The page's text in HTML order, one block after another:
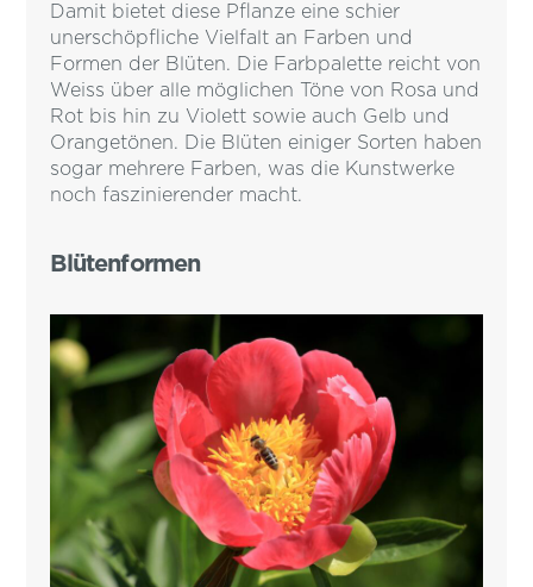
Damit bietet diese Pflanze eine schier
unerschöpfliche Vielfalt an Farben und
Formen der Blüten. Die Farbpalette reicht von
Weiss über alle möglichen Töne von Rosa und
Rot bis hin zu Violett sowie auch Gelb und
Orangetönen. Die Blüten einiger Sorten haben
sogar mehrere Farben, was die Kunstwerke
noch faszinierender macht.
Blütenformen